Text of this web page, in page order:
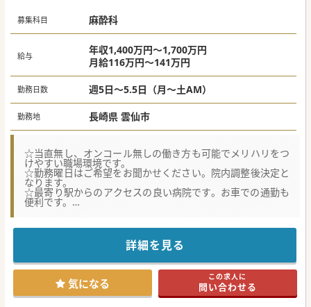
募集科目 麻酔科
給与
年収1,400万円～1,700万円
月給116万円～141万円
勤務日数 週5日～5.5日（月～土AM）
勤務地 長崎県 雲仙市
☆当直無し、オンコール無しの働き方も可能でメリハリをつ
けやすい職場環境です。
☆勤務曜日はご希望をお聞かせください。院内調整後決定と
なります。
☆最寄り駅からのアクセスの良い病院です。お車での通勤も
便利です。
■当直やオンコールなしの勤務形態により、プライベートと
の両立が可能な環境が整っています。
■患者様とスタッフ間のコミュニケーションを重視した、協
調的な職場環境が構築されています。
■希望に応じて勤務曜日を調整でき、柔軟な働き方を実現で
きる環境が整備されています。
【具体的な医療機関情報】
詳細を見る
気になる この求人に
問い合わせる